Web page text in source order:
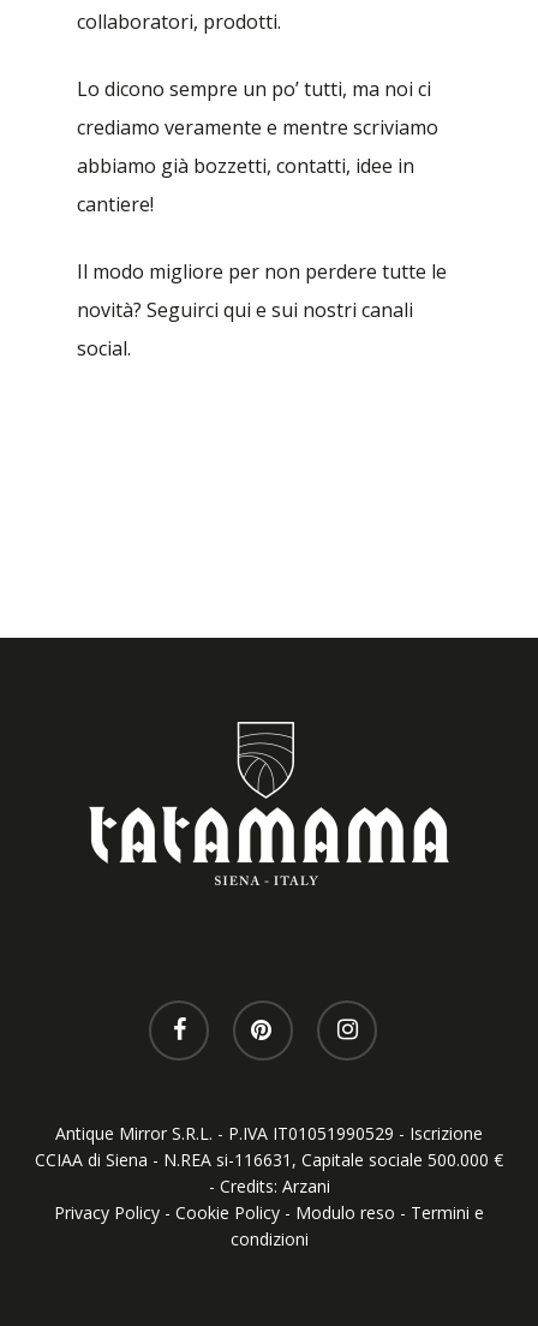
collaboratori, prodotti.
Lo dicono sempre un po’ tutti, ma noi ci
crediamo veramente e mentre scriviamo
abbiamo già bozzetti, contatti, idee in
cantiere!
Il modo migliore per non perdere tutte le
novità? Seguirci qui e sui nostri canali
social.
facebook pinterest instagram
Antique Mirror S.R.L. - P.IVA IT01051990529 - Iscrizione
CCIAA di Siena - N.REA si-116631, Capitale sociale 500.000 €
- Credits: Arzani
Privacy Policy - Cookie Policy - Modulo reso - Termini e
condizioni